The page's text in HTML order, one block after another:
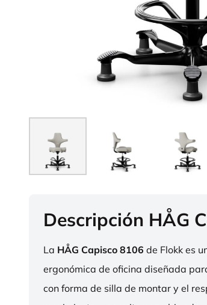
Descripción HÅG
La HÅG Capisco 8106 de Flokk es
ergonómica de oficina diseñada
con forma de silla de montar y el